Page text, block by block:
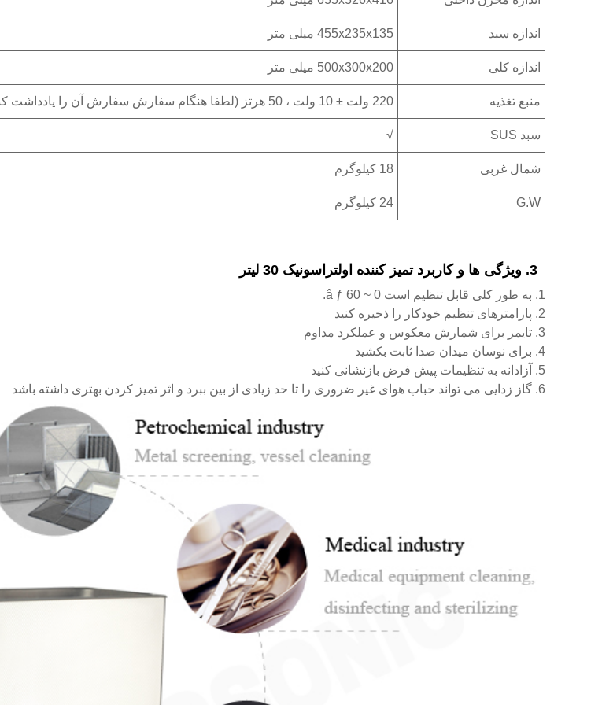
اندازه سبد 455x235x135 میلی متر
اندازه کلی 500x300x200 میلی متر
منبع تغذیه 220 ولت ± 10 ولت ، 50 هرتز (لطفا هنگام سفارش سفارش آن را یادداشت کنید)
سبد SUS √
شمال غربی 18 کیلوگرم
G.W 24 کیلوگرم
3. ویژگی ها و کاربرد تمیز کننده اولتراسونیک 30 لیتر
1. به طور کلی قابل تنظیم است 0 ~ 60 â ƒ.
2. پارامترهای تنظیم خودکار را ذخیره کنید
3. تایمر برای شمارش معکوس و عملکرد مداوم
4. برای نوسان میدان صدا ثابت بکشید
5. آزادانه به تنظیمات پیش فرض بازنشانی کنید
6. گاز زدایی می تواند حباب هوای غیر ضروری را تا حد زیادی از بین ببرد و اثر تمیز کردن بهتری داشته باشد